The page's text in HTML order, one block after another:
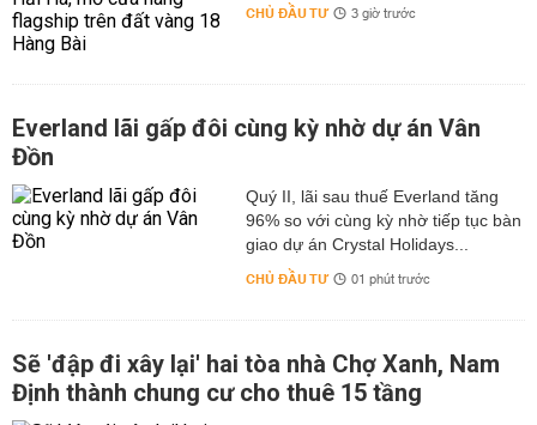
CHỦ ĐẦU TƯ 3 giờ trước
Everland lãi gấp đôi cùng kỳ nhờ dự án Vân
Đồn
Quý II, lãi sau thuế Everland tăng
96% so với cùng kỳ nhờ tiếp tục bàn
giao dự án Crystal Holidays...
CHỦ ĐẦU TƯ 01 phút trước
Sẽ 'đập đi xây lại' hai tòa nhà Chợ Xanh, Nam
Định thành chung cư cho thuê 15 tầng